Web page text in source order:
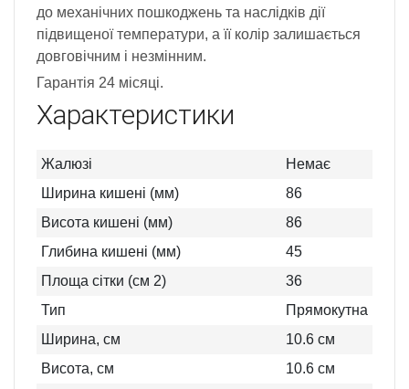
до механічних пошкоджень та наслідків дії
підвищеної температури, а її колір залишається
довговічним і незмінним.
Гарантія 24 місяці.
Характеристики
Жалюзі
Немає
Ширина кишені (мм)
86
Висота кишені (мм)
86
Глибина кишені (мм)
45
Площа сітки (см 2)
36
Тип
Прямокутна
Ширина, см
10.6 см
Висота, см
10.6 см